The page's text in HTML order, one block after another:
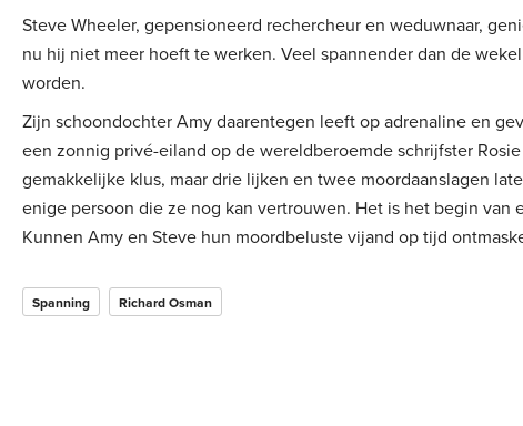
Steve Wheeler, gepensioneerd rechercheur en weduwnaar,
nu hij niet meer hoeft te werken. Veel spannender dan de
worden.
Zijn schoondochter Amy daarentegen leeft op adrenaline en
een zonnig privé-eiland op de wereldberoemde schrijfster
gemakkelijke klus, maar drie lijken en twee moordaanslagen
enige persoon die ze nog kan vertrouwen. Het is het begin van
Kunnen Amy en Steve hun moordbeluste vijand op tijd
Spanning Richard Osman